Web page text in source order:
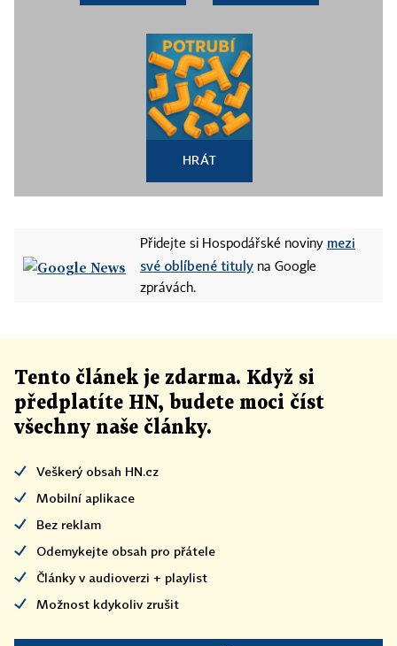
HRÁT
Přidejte si Hospodářské noviny mezi
své oblíbené tituly na Google
zprávách.
Tento článek je zdarma. Když si
předplatíte HN, budete moci číst
všechny naše články.
Veškerý obsah HN.cz
Mobilní aplikace
Bez reklam
Odemykejte obsah pro přátele
Články v audioverzi + playlist
Možnost kdykoliv zrušit